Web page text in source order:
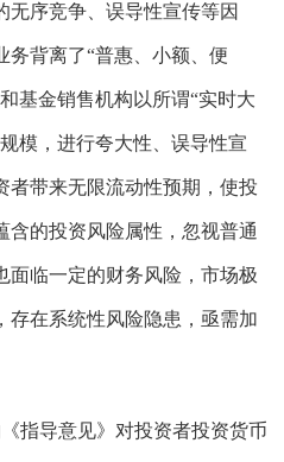
序竞争、误导性宣传等因
务背离了“普惠、小额、便
基金销售机构以所谓“实时大
模，进行夸大性、误导性宣
者带来无限流动性预期，使投
含的投资风险属性，忽视普通
面临一定的财务风险，市场极
存在系统性风险隐患，亟需加
指导意见》对投资者投资货币